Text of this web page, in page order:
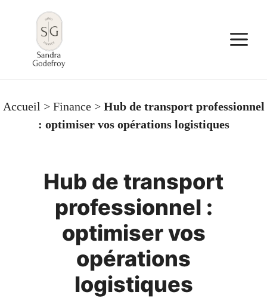
contenu
Accueil > Finance> Hub de transport professionnel
: optimiser vos opérations logistiques
Hub de transport
professionnel :
optimiser vos
opérations
logistiques